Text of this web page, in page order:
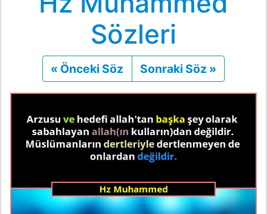
Sözleri
« Önceki Söz Önceki
Sonraki Söz »